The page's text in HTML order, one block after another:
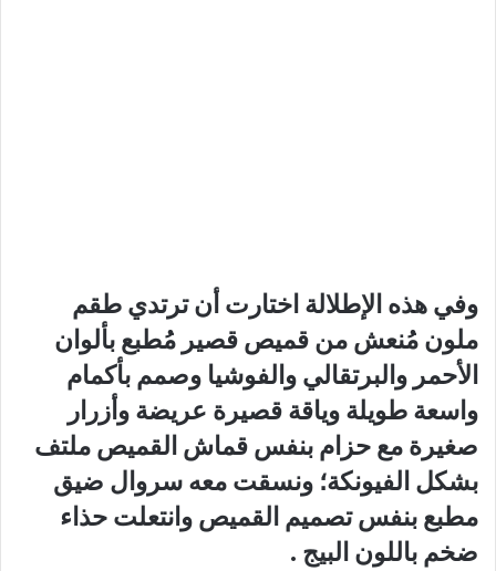
وفي هذه الإطلالة اختارت أن ترتدي طقم
ملون مُنعش من قميص قصير مُطبع بألوان
الأحمر والبرتقالي والفوشيا وصمم بأكمام
واسعة طويلة وياقة قصيرة عريضة وأزرار
صغيرة مع حزام بنفس قماش القميص ملتف
بشكل الفيونكة؛ ونسقت معه سروال ضيق
مطبع بنفس تصميم القميص وانتعلت حذاء
ضخم باللون البيج .